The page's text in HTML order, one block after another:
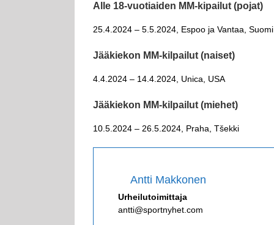
Alle 18-vuotiaiden MM-kipailut (pojat)
25.4.2024 – 5.5.2024, Espoo ja Vantaa, Suomi
Jääkiekon MM-kilpailut (naiset)
4.4.2024 – 14.4.2024, Unica, USA
Jääkiekon MM-kilpailut (miehet)
10.5.2024 – 26.5.2024, Praha, Tšekki
Antti Makkonen
Urheilutoimittaja
antti@sportnyhet.com